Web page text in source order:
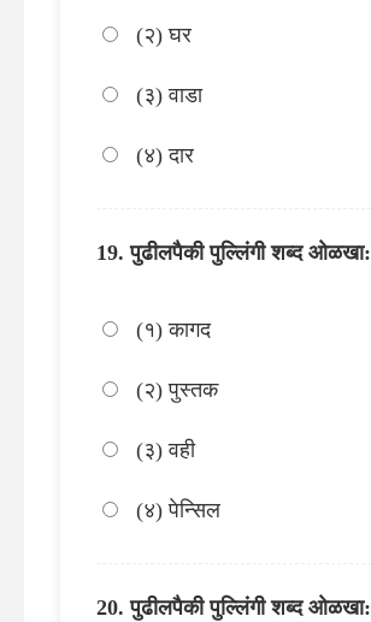
(२) घर
(३) वाडा
(४) दार
पुढीलपैकी पुल्लिंगी शब्द ओळखा:
(१) कागद
(२) पुस्तक
(३) वही
(४) पेन्सिल
पुढीलपैकी पुल्लिंगी शब्द ओळखा: